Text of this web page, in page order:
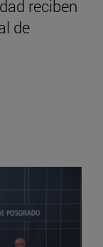
reciben
de